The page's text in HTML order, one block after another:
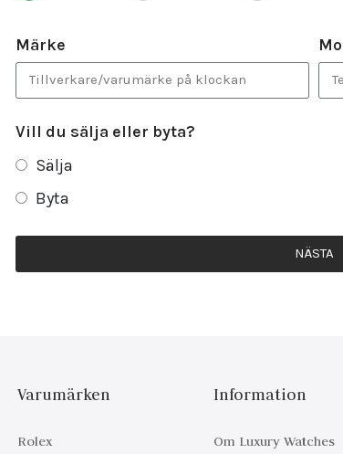
Märke
Vill du sälja eller byta?
Sälja
Byta
NÄSTA
Varumärken
Rolex
Information
Om Luxury Watches